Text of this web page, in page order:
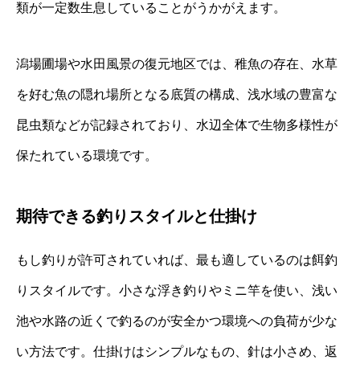
類が一定数生息していることがうかがえます。
潟場圃場や水田風景の復元地区では、稚魚の存在、水草
を好む魚の隠れ場所となる底質の構成、浅水域の豊富な
昆虫類などが記録されており、水辺全体で生物多様性が
保たれている環境です。
期待できる釣りスタイルと仕掛け
もし釣りが許可されていれば、最も適しているのは餌釣
りスタイルです。小さな浮き釣りやミニ竿を使い、浅い
池や水路の近くで釣るのが安全かつ環境への負荷が少な
い方法です。仕掛けはシンプルなもの、針は小さめ、返